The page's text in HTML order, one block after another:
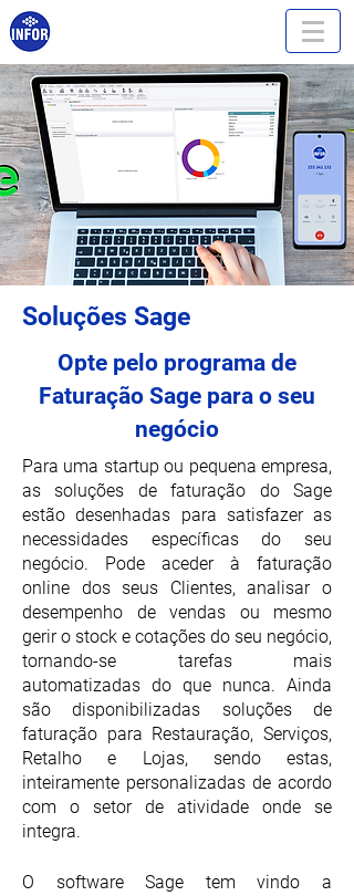
Soluções Sage
Opte pelo programa de
Faturação Sage para o seu
negócio
Para uma startup ou pequena empresa,
as soluções de faturação do Sage
estão desenhadas para satisfazer as
necessidades específicas do seu
negócio. Pode aceder à faturação
online dos seus Clientes, analisar o
desempenho de vendas ou mesmo
gerir o stock e cotações do seu negócio,
tornando-se tarefas mais
automatizadas do que nunca. Ainda
são disponibilizadas soluções de
faturação para Restauração, Serviços,
Retalho e Lojas, sendo estas,
inteiramente personalizadas de acordo
com o setor de atividade onde se
integra.
O software Sage tem vindo a